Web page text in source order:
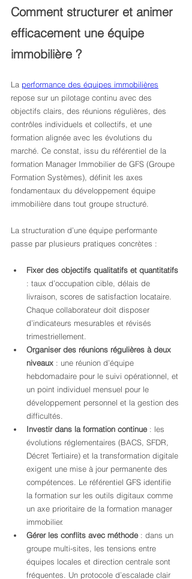
Comment structurer et animer
efficacement une équipe
immobilière ?
La performance des équipes immobilières
repose sur un pilotage continu avec des
objectifs clairs, des réunions régulières, des
contrôles individuels et collectifs, et une
formation alignée avec les évolutions du
marché. Ce constat, issu du référentiel de la
formation Manager Immobilier de GFS (Groupe
Formation Systèmes), définit les axes
fondamentaux du développement équipe
immobilière dans tout groupe structuré.
La structuration d’une équipe performante
passe par plusieurs pratiques concrètes :
Fixer des objectifs qualitatifs et quantitatifs
: taux d’occupation cible, délais de
livraison, scores de satisfaction locataire.
Chaque collaborateur doit disposer
d’indicateurs mesurables et révisés
trimestriellement.
Organiser des réunions régulières à deux
niveaux : une réunion d’équipe
hebdomadaire pour le suivi opérationnel, et
un point individuel mensuel pour le
développement personnel et la gestion des
difficultés.
Investir dans la formation continue : les
évolutions réglementaires (BACS, SFDR,
Décret Tertiaire) et la transformation digitale
exigent une mise à jour permanente des
compétences. Le référentiel GFS identifie
la formation sur les outils digitaux comme
un axe prioritaire de la formation manager
immobilier.
Gérer les conflits avec méthode : dans un
groupe multi-sites, les tensions entre
équipes locales et direction centrale sont
fréquentes. Un protocole d’escalade clair